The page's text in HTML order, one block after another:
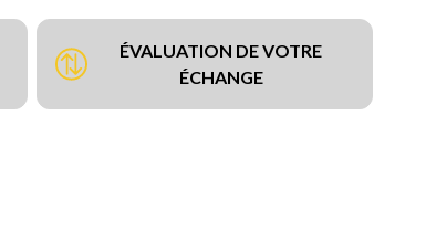
ÉVALUATION DE VOTRE
ÉCHANGE